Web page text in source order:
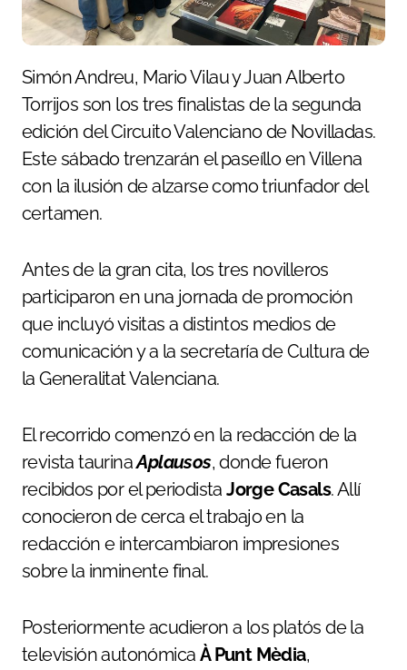
Simón Andreu, Mario Vilau y Juan Alberto
Torrijos son los tres finalistas de la segunda
edición del Circuito Valenciano de Novilladas.
Este sábado trenzarán el paseíllo en Villena
con la ilusión de alzarse como triunfador del
certamen.
Antes de la gran cita, los tres novilleros
participaron en una jornada de promoción
que incluyó visitas a distintos medios de
comunicación y a la secretaría de Cultura de
la Generalitat Valenciana.
El recorrido comenzó en la redacción de la
revista taurinaAplausos, donde fueron
recibidos por el periodistaJorge Casals. Allí
conocieron de cerca el trabajo en la
redacción e intercambiaron impresiones
sobre la inminente final.
Posteriormente acudieron a los platós de la
televisión autonómica À Punt Mèdia,